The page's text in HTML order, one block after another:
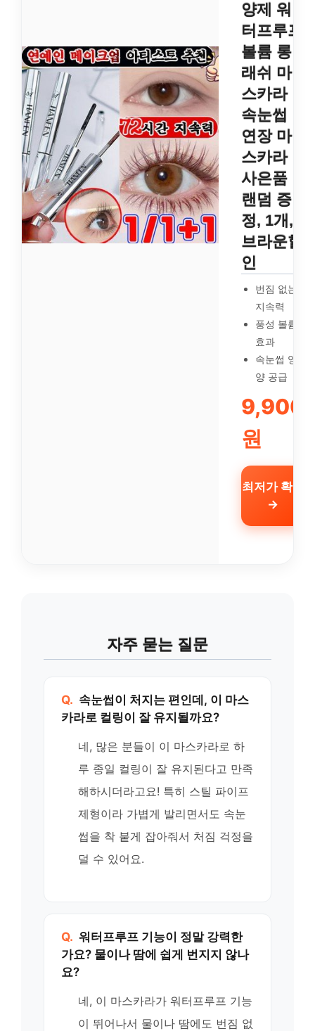
양제 워
터프루프
볼륨 롱
래쉬 마
스카라
속눈썹
연장 마
스카라
사은품
랜덤 증
정, 1개,
브라운할
인
번짐 없는
지속력
풍성 볼륨
효과
속눈썹 영
양 공급
9,900
원
최저가 확인
→
자주 묻는 질문
Q. 속눈썹이 처지는 편인데, 이 마스
카라로 컬링이 잘 유지될까요?
네, 많은 분들이 이 마스카라로 하
루 종일 컬링이 잘 유지된다고 만족
해하시더라고요! 특히 스틸 파이프
제형이라 가볍게 발리면서도 속눈
썹을 착 붙게 잡아줘서 처짐 걱정을
덜 수 있어요.
Q. 워터프루프 기능이 정말 강력한
가요? 물이나 땀에 쉽게 번지지 않나
요?
네, 이 마스카라가 워터프루프 기능
이 뛰어나서 물이나 땀에도 번짐 없